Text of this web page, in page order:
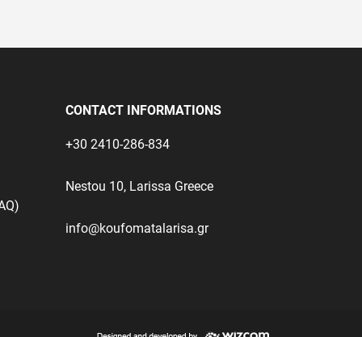
CONTACT INFORMATIONS
+30 2410-286-834
Nestou 10, Larissa Greece
info@koufomatalarisa.gr